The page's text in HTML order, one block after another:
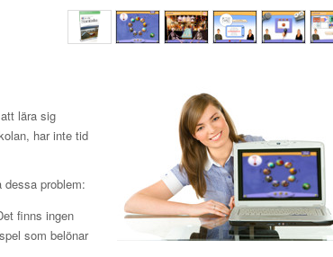
lära sig
har inte tid
problem:
finns ingen
som belönar